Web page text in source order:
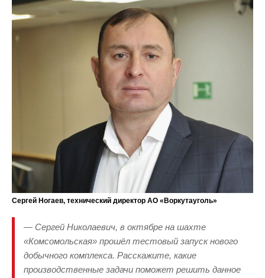
Сергей Ногаев, технический директор АО «Воркутауголь»
— Сергей Николаевич, в октябре на шахте
«Комсомольская» прошёл тестовый запуск нового
добычного комплекса. Расскажите, какие
производственные задачи поможет решить данное